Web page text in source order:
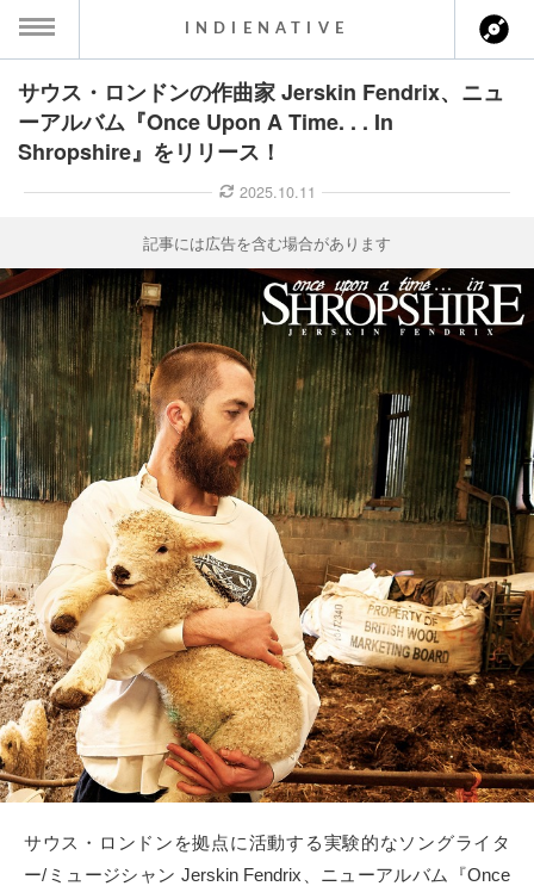
MENU
ス一覧
ト情報
アーティスト
カマー
ション
ト
クト
SOCIAL
Twitter
Facebook
instagram
Tumblr
INDIENATIVE
サウス・ロンドンの作曲家 Jerskin Fendrix、ニュ
ーアルバム『Once Upon A Time. . . In
Shropshire』をリリース！
2025.10.11
記事には広告を含む場合があります
サウス・ロンドンを拠点に活動する実験的なソングライタ
ー/ミュージシャン Jerskin Fendrix、ニューアルバム『Once